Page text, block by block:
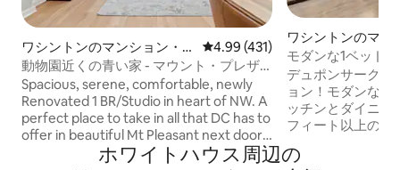
ワシントンのマンション・ア
パート
レビュー431件、5つ星中4.99つ
4.99 (431)
動物園近くの青い家 - マウント・プレザ
ント - アドモ - コロンビア・ヒーイト
Spacious, serene, comfortable, newly
Renovated 1 BR/Studio in heart of NW. A
perfect place to take in all that DC has to
offer in beautiful Mt Pleasant next door
to National Zoo/Rock Creek Park. Easy (8
ワシントンのマン
アパート
モダンな1ベッド
ンサークル
デュポンサークル
ョン！モダンな低
ッチンとダイニ
フィート以上の天
ート/ビデ付きト
ホワイトハウス⁠周⁠辺⁠の